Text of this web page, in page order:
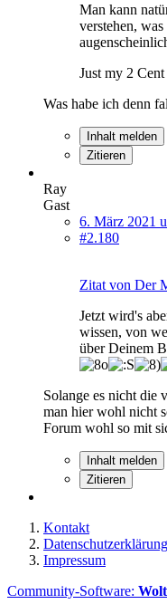
Man kann
verstehen,
Just my 2 Cent
Was habe ich denn
Inhalt melden
Zitieren
Ray
Gast
6. März 2021
#2.180
Zitat von Der
Jetzt wird's
wissen, von
über Deinem
Solange es nicht die
man hier wohl nicht
Forum wohl so mit
Inhalt melden
Zitieren
Kontakt
Datenschutzerklärung
Impressum
Community-Software: